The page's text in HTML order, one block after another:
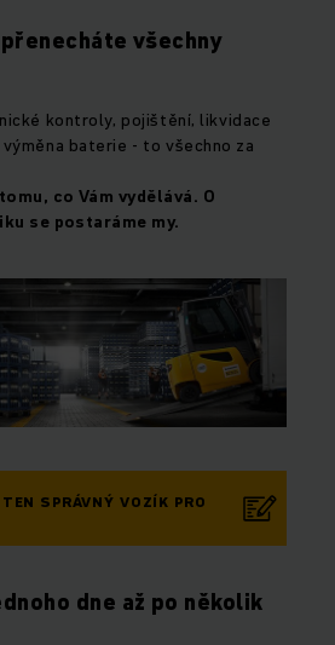
všechny
kontroly, pojištění, likvidace
baterie - to všechno za
co Vám vydělává. O
se postaráme my.
SPRÁVNÝ VOZÍK PRO
dne až po několik